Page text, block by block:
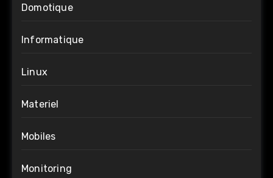
Domotique
Informatique
Linux
Materiel
Mobiles
Monitoring